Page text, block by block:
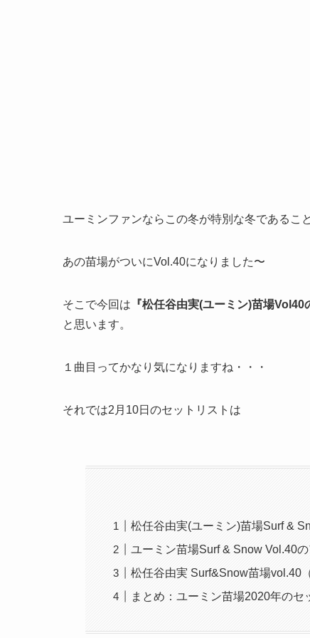
ユーミンファンならこの冬が特別な冬であるこ
あの苗場がついにVol.40になりました〜
そこで今回は 『松任谷由実(ユーミン)苗場
と思います。
１曲目ってかなり気になりますね・・・
それでは2月10日のセットリストは
松任谷由実(ユーミン)苗場Surf &
ユーミン苗場Surf & Snow Vol.40
松任谷由実 Surf&Snow苗場vol.40
まとめ：ユーミン苗場2020年のセ